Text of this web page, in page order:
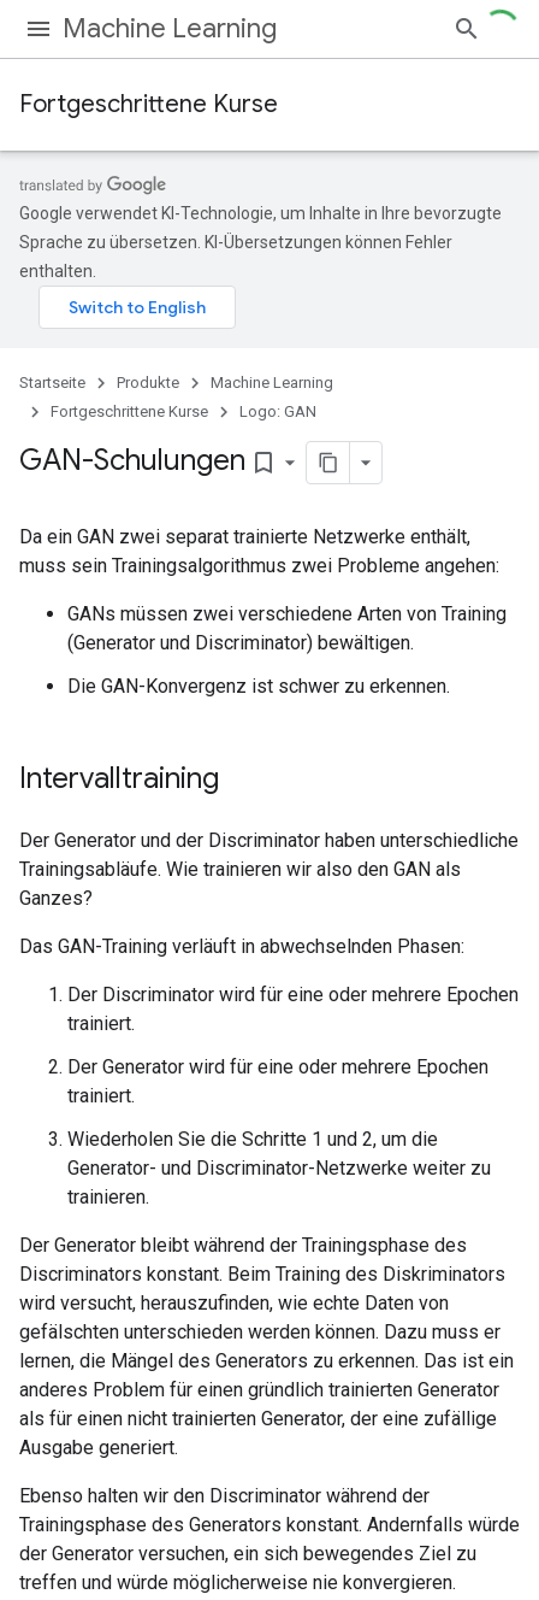
Machine Learning
Fortgeschrittene Kurse
Google verwendet KI-Technologie, um Inhalte in Ihre bevorzugte
Sprache zu übersetzen. KI-Übersetzungen können Fehler
enthalten.
Startseite Produkte
Machine Learning
Fortgeschrittene Kurse
Logo: GAN
GAN-Schulungen bookmark_border
Da ein GAN zwei separat trainierte Netzwerke enthält,
muss sein Trainingsalgorithmus zwei Probleme angehen:
GANs müssen zwei verschiedene Arten von Training
(Generator und Discriminator) bewältigen.
Die GAN-Konvergenz ist schwer zu erkennen.
Intervalltraining
Der Generator und der Discriminator haben unterschiedliche
Trainingsabläufe. Wie trainieren wir also den GAN als
Ganzes?
Das GAN-Training verläuft in abwechselnden Phasen:
Der Discriminator wird für eine oder mehrere Epochen
trainiert.
Der Generator wird für eine oder mehrere Epochen
trainiert.
Wiederholen Sie die Schritte 1 und 2, um die
Generator- und Discriminator-Netzwerke weiter zu
trainieren.
Der Generator bleibt während der Trainingsphase des
Discriminators konstant. Beim Training des Diskriminators
wird versucht, herauszufinden, wie echte Daten von
gefälschten unterschieden werden können. Dazu muss er
lernen, die Mängel des Generators zu erkennen. Das ist ein
anderes Problem für einen gründlich trainierten Generator
als für einen nicht trainierten Generator, der eine zufällige
Ausgabe generiert.
Ebenso halten wir den Discriminator während der
Trainingsphase des Generators konstant. Andernfalls würde
der Generator versuchen, ein sich bewegendes Ziel zu
treffen und würde möglicherweise nie konvergieren.